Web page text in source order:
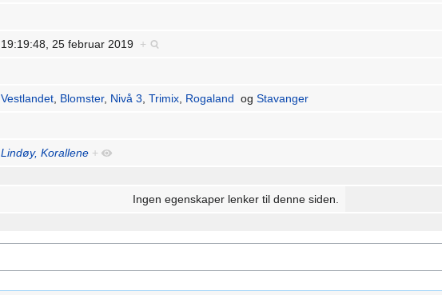
19:19:48, 25 februar 2019 +
Vestlandet, Blomster, Nivå 3,Trimix, Rogaland ogStavanger
Lindøy, Korallene +
Ingen egenskaper lenker til denne siden.